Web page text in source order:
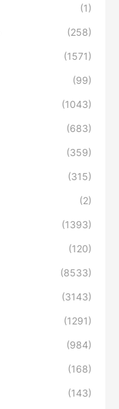
(1)
(258)
(1571)
(99)
(1043)
(683)
(359)
(315)
(2)
(1393)
(120)
(8533)
(3143)
(1291)
(984)
(168)
(143)